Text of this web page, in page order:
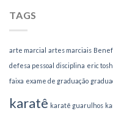
TAGS
arte marcial artes marciais
defesa pessoal disciplina eric
faixa exame de graduação
karatê karatê guarulhos